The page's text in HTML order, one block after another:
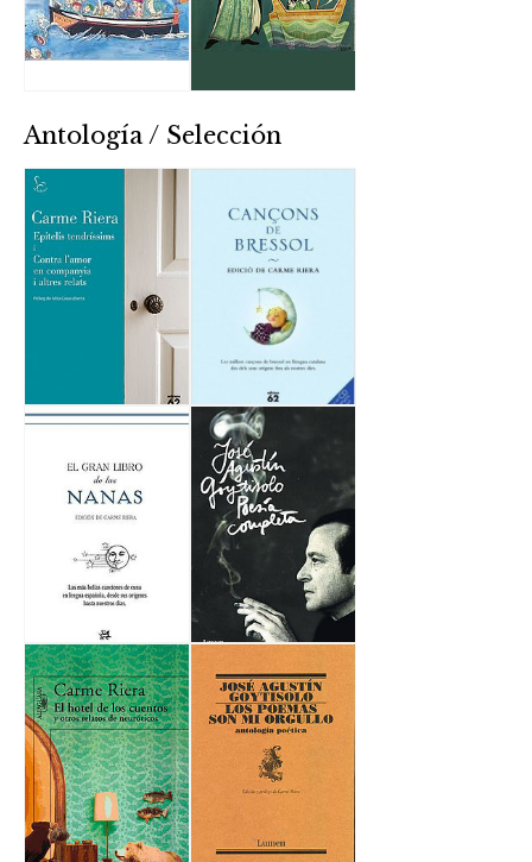
Antología / Selección